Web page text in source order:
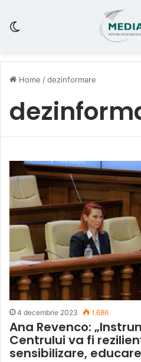
Home /dezinformare
4 decembrie 2023 1.686
Ana Revenco:
Centrului va fi
sensibilizare,